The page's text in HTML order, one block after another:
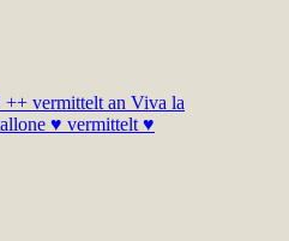
++ vermittelt an Viva la
♥ vermittelt ♥